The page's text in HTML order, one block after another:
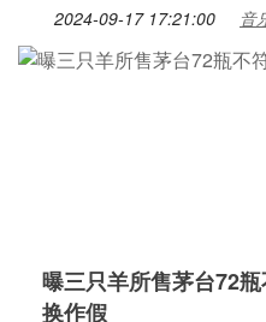
2024-09-17 17:21:00 音
曝三只羊所售茅台72
换作假